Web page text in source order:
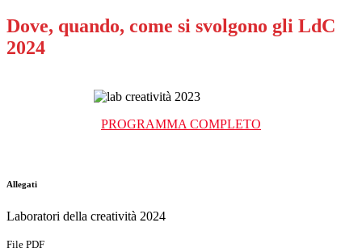
Dove, quando, come si svolgono gli LdC
2024
PROGRAMMA COMPLETO
Allegati
Laboratori della creatività 2024
File PDF